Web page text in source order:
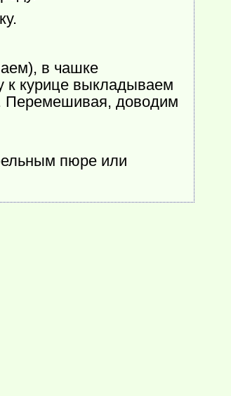
в чашке
к курице выкладываем
Перемешивая, доводим
пюре или